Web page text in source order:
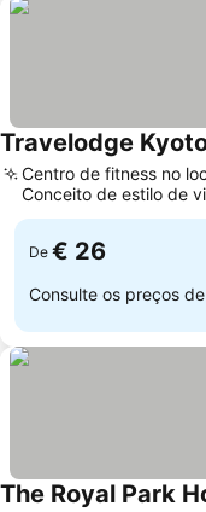
Travelodge
Centro de fitness no
Conceito de estilo de
moderno
De € 26
Consulte os preços de
The Royal Park